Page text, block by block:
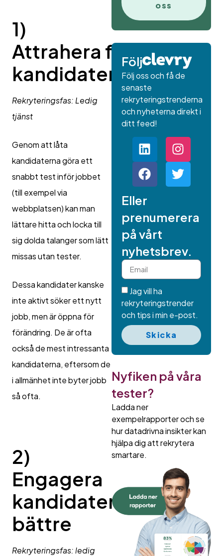
1)
Attrahera fler
kandidater
Rekryteringsfas: Ledig
tjänst
Genom att låta
kandidaterna göra ett
snabbt test inför jobbet
(till exempel via
webbplatsen) kan man
lättare hitta och locka till
sig dolda talanger som lätt
missas utan tester.
Dessa kandidater kanske
inte aktivt söker ett nytt
jobb, men är öppna för
förändring. De är ofta
också de mest intressanta
kandidaterna, eftersom de
i allmänhet inte byter jobb
så ofta.
2)
Engagera
kandidater
bättre
Rekryteringsfas: ledig
oss
Följ
Följ oss och få de
senaste
rekryteringstrenderna
och nyheterna direkt i
ditt feed!
Eller
prenumerera
på vårt
nyhetsbrev.
Jag vill ha
rekryteringstrender
och tips i min e-post.
Skicka
Nyfiken på våra
tester?
Ladda ner
exempelrapporter och se
hur datadrivna insikter kan
hjälpa dig att rekrytera
smartare.